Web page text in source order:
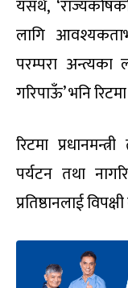
यसर्थ,
लागि
परम्परा
गरिपाऊँ’ भनि
रिटमा
पर्यटन तथा
प्रतिष्ठानलाई